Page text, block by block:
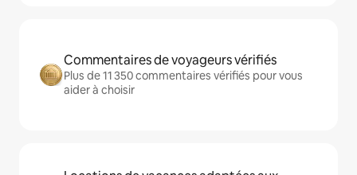
Commentaires de voyageurs vérifiés
Plus de 11 350 commentaires vérifiés pour vous
aider à choisir